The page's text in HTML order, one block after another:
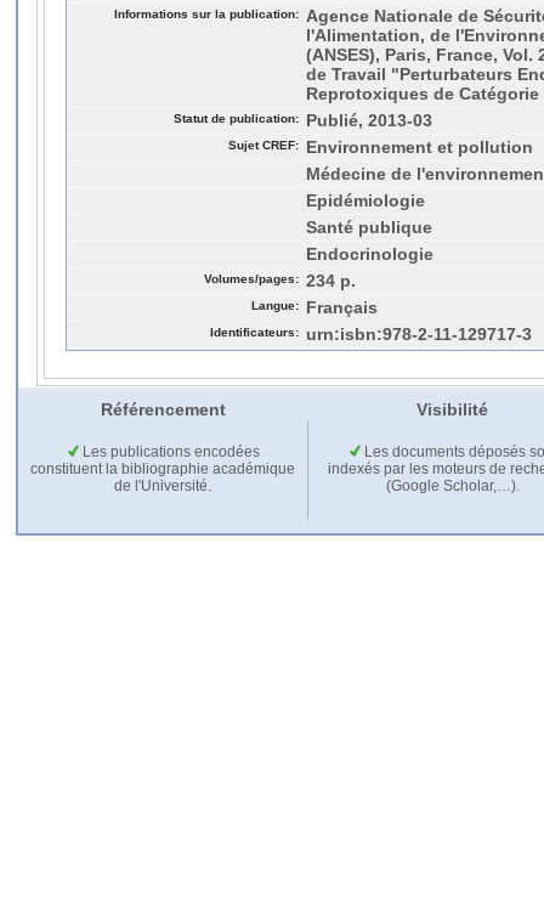
Informations sur la publication:
Agence Nationale de
l'Alimentation, de
(ANSES), Paris, France,
de Travail "Perturbateurs
Reprotoxiques de Catégorie
Statut de publication: Publié, 2013-03
Sujet CREF:
Environnement et pollution
Médecine de
Epidémiologie
Santé publique
Endocrinologie
Volumes/pages: 234 p.
Langue: Français
Identificateurs: urn:isbn:978-2-11-129717-3
Référencement Visibilité
Les publications encodées
constituent la bibliographie académique
de l'Université.
Les documents déposés
indexés par les moteurs de
(Google Scholar,…).